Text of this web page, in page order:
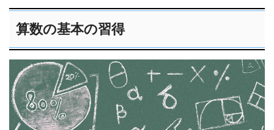
算数の基本の習得